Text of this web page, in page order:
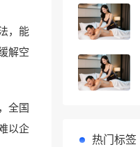
，能
解空
全国
以企
热门标签